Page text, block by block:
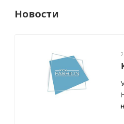
Новости